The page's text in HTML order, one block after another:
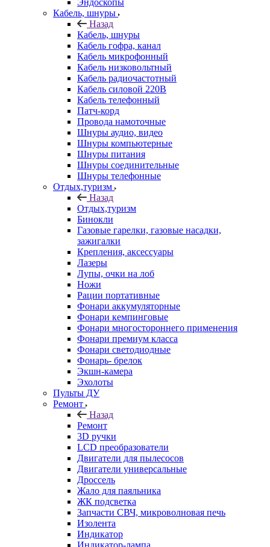
Эндоскопы
Кабель, шнуры
Назад
Кабель, шнуры
Кабель гофра, канал
Кабель микрофонный
Кабель низковольтный
Кабель радиочастотный
Кабель силовой 220В
Кабель телефонный
Патч-корд
Провода намоточные
Шнуры аудио, видео
Шнуры компьютерные
Шнуры питания
Шнуры соединительные
Шнуры телефонные
Отдых,туризм
Назад
Отдых,туризм
Бинокли
Газовые гарелки, газовые насадки,
зажигалки
Крепления, аксессуары
Лазеры
Лупы, очки на лоб
Ножи
Рации портативные
Фонари аккумуляторные
Фонари кемпинговые
Фонари многостороннего применения
Фонари премиум класса
Фонари светодиодные
Фонарь- брелок
Экшн-камера
Эхолоты
Пульты ДУ
Ремонт
Назад
Ремонт
3D ручки
LCD преобразователи
Двигатели для пылесосов
Двигатели универсальные
Дроссель
Жало для паяльника
ЖК подсветка
Запчасти СВЧ, микроволновая печь
Изолента
Индикатор
Индикатор-лампа